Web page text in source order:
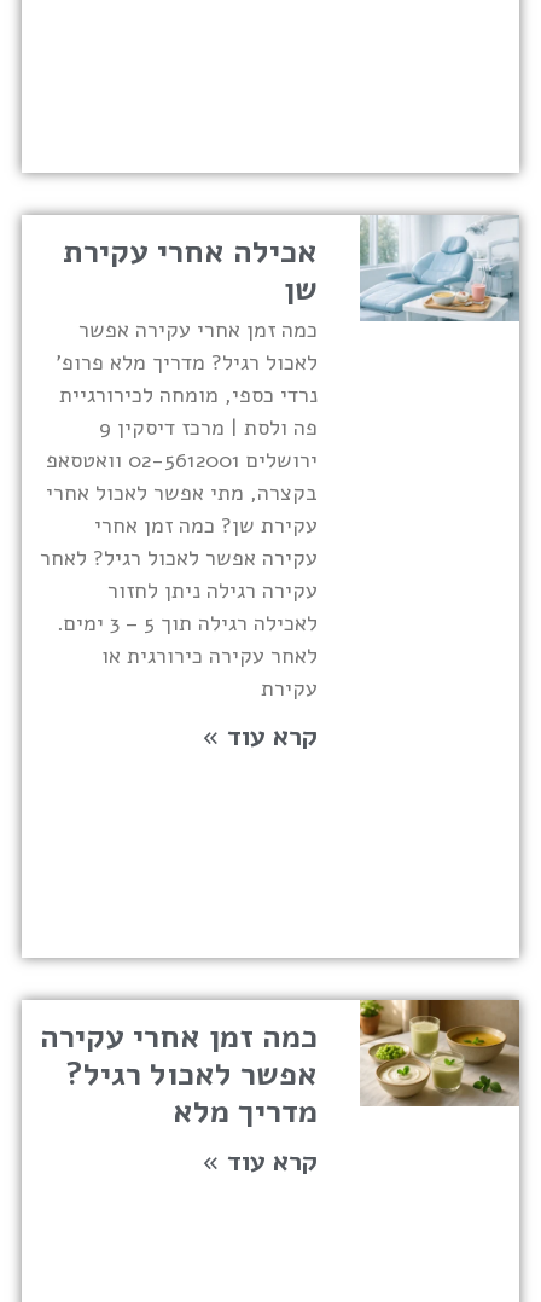
אכילה אחרי עקירת
שן
כמה זמן אחרי עקירה אפשר
לאכול רגיל? מדריך מלא פרופ'
נרדי כספי, מומחה לכירורגיית
פה ולסת | מרכז דיסקין 9
ירושלים 02-5612001 וואטסאפ
בקצרה, מתי אפשר לאכול אחרי
עקירת שן? כמה זמן אחרי
עקירה אפשר לאכול רגיל? לאחר
עקירה רגילה ניתן לחזור
לאכילה רגילה תוך 5 – 3 ימים.
לאחר עקירה כירורגית או
עקירת
קרא עוד »
כמה זמן אחרי עקירה
אפשר לאכול רגיל?
מדריך מלא
קרא עוד »